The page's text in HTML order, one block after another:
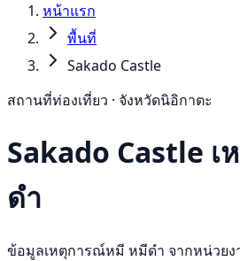
หน้าแรก
พื้นที่
Sakado Castle
สถานที่ท่องเที่ยว · จังหวัดนิอิกาตะ
Sakado Castle
ดำ
ข้อมูลเหตุการณ์หมี หมีดำ จากหน่วยง